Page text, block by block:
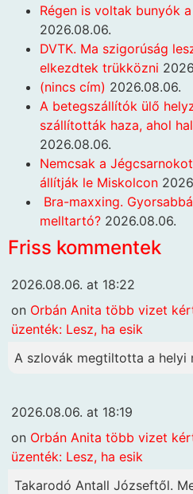
Régen is voltak bunyók
2026.08.06.
DVTK. Ma szigorúság
elkezdtek trükközni
(nincs cím) 2026.08.06.
A betegszállítók ülő
szállították haza, ahol
2026.08.06.
Nemcsak a
állítják le Miskolcon
Bra-maxxing.
melltartó? 2026.08.06.
Friss kommentek
2026.08.06. at 18:22
on Orbán Anita több vizet
üzenték: Lesz, ha esik
A szlovák megtiltotta a helyi
2026.08.06. at 18:19
on Orbán Anita több vizet
üzenték: Lesz, ha esik
Takarodó Antall Józseftől.